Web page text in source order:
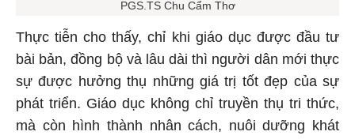
PGS.TS Chu Cẩm Thơ
Thực tiễn cho thấy, chỉ khi giáo dục được đầu tư
bài bản, đồng bộ và lâu dài thì người dân mới thực
sự được hưởng thụ những giá trị tốt đẹp của sự
phát triển. Giáo dục không chỉ truyền thụ tri thức,
mà còn hình thành nhân cách, nuôi dưỡng khát